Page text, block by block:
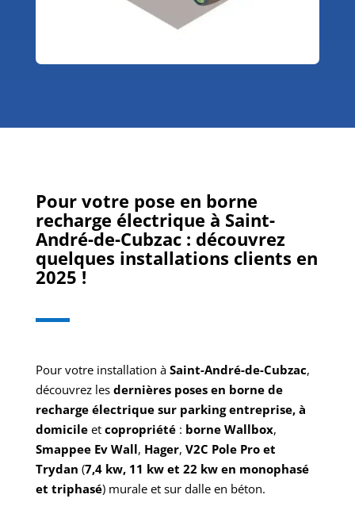
Pour votre pose en borne
recharge électrique à Saint-
André-de-Cubzac : découvrez
quelques installations clients en
2025 !
Pour votre installation à Saint-André-de-Cubzac,
découvrez les dernières poses en borne de
recharge électrique sur parking entreprise, à
domicileet copropriété: borne Wallbox,
Smappee Ev Wall, Hager, V2C Pole Pro et
Trydan (7,4 kw, 11 kw et 22 kw en monophasé
et triphasé) murale et sur dalle en béton.